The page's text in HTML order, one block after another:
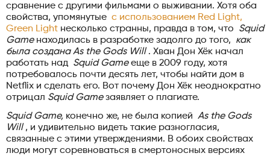
сравнение с другими фильмами о выживании. Хотя оба
свойства, упомянутые с использованием Red Light,
Green Light несколько странны, правда в том, что Squid
Gameнаходилась в разработке задолго до того, как
была создана As the Gods Will. Хван Дон Хёк начал
работать над Squid Gameеще в 2009 году, хотя
потребовалось почти десять лет, чтобы найти дом в
Netflix и сделать его. Вот почему Дон Хёк неоднократно
отрицал Squid Gameзаявляет о плагиате.
Squid Game, конечно же, не была копией As the Gods
Will, и удивительно видеть такие разногласия,
связанные с этими утверждениями. В обоих свойствах
люди могут соревноваться в смертоносных версиях